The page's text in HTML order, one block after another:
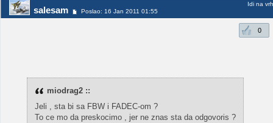
salesam Poslao: 16 Jan 2011 01:55
Idi na vrh
0
miodrag2 ::
Jeli , sta bi sa FBW i FADEC-om ?
To ce mo da preskocimo , jer ne znas sta da odgovoris ?